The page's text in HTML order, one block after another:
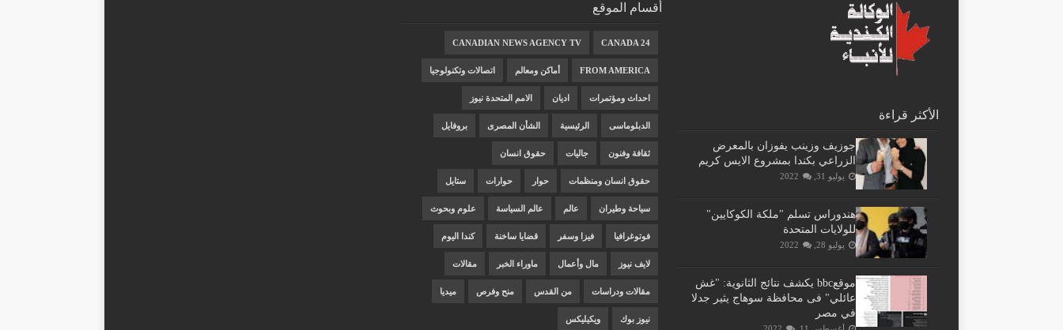
الأكثر قراءة
جوزيف وزينب يفوزان بالمعرض
الزراعي بكندا بمشروع الايس كريم
يوليو 31, 2022
هندوراس تسلم "ملكة الكوكايين"
للولايات المتحدة
يوليو 28, 2022
موقعbbc يكشف نتائج الثانوية: "غش
عائلي" فى محافظة سوهاج يثير جدلا
في مصر
أقسام الموقع
CANADA 24
CANADIAN NEWS AGENCY TV
FROM AMERICA أماكن ومعالم اتصالات وتكنولوجيا
احداث ومؤتمرات اديان الامم المتحدة نيوز
الدبلوماسى الرئيسية الشأن المصرى بروفايل
ثقافة وفنون جاليات حقوق انسان
حقوق انسان ومنظمات حوار حوارات ستايل
سياحة وطيران عالم عالم السياسة علوم وبحوث
فوتوغرافيا فيزا وسفر قضايا ساخنة كندا اليوم
لايف نيوز مال وأعمال ماوراء الخبر مقالات
مقالات ودراسات من القدس منح وفرص ميديا
نيوز بوك ويكيليكس